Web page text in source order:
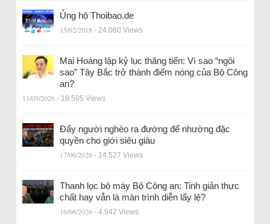
Ủng hộ Thoibao.de
15/02/2018 - 24.060 Views
Mai Hoàng lập kỷ lục thăng tiến: Vì sao “ngôi
sao” Tây Bắc trở thành điểm nóng của Bộ Công
an?
11/05/2026 - 18.505 Views
Đẩy người nghèo ra đường để nhường đặc
quyền cho giới siêu giàu
17/06/2026 - 14.527 Views
Thanh lọc bộ máy Bộ Công an: Tinh giản thực
chất hay vẫn là màn trình diễn lấy lệ?
16/06/2026 - 4.942 Views